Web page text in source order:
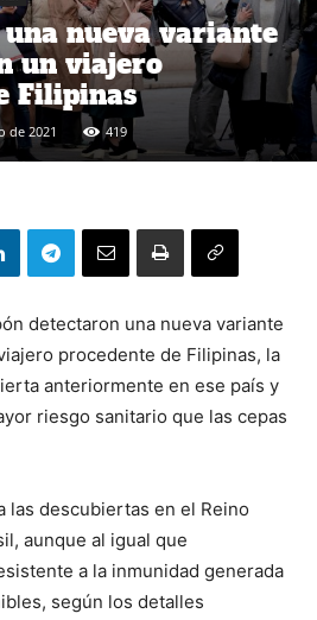
nueva variante
un viajero
Filipinas
de 2021 419
detectaron una nueva variante
procedente de Filipinas, la
anteriormente en ese país y
riesgo sanitario que las cepas
las descubiertas en el Reino
aunque al igual que
a la inmunidad generada
según los detalles